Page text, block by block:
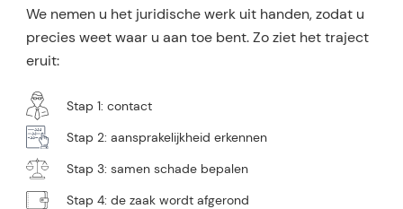
We nemen u het juridische werk uit handen, zodat u
precies weet waar u aan toe bent. Zo ziet het traject
eruit:
Stap 1: contact
Stap 2: aansprakelijkheid erkennen
Stap 3: samen schade bepalen
Stap 4: de zaak wordt afgerond